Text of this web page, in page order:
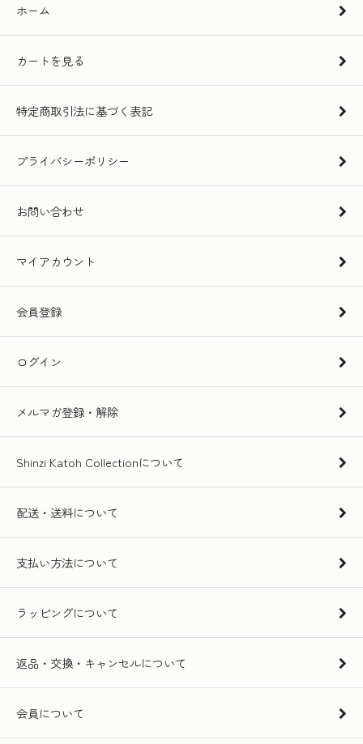
ホーム
カートを見る
特定商取引法に基づく表記
プライバシーポリシー
お問い合わせ
マイアカウント
会員登録
ログイン
メルマガ登録・解除
Shinzi Katoh Collectionについて
配送・送料について
支払い方法について
ラッピングについて
返品・交換・キャンセルについて
会員について